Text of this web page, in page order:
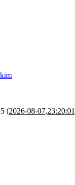
(2026-08-07,